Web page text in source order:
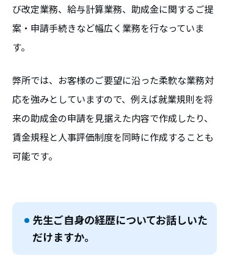
び改定業務、給与計算業務、助成金に関するご提
案・申請手続きなど幅広く業務を行なっていま
す。
弊所では、お客様のご要望に沿った柔軟な業務対
応を強みとしていますので、例えば就業規則を将
来の助成金の申請を見据えた内容で作成したり、
賃金規程と人事評価制度を同時に作成することも
可能です。
先生ご自身の経歴についてお話しいた
だけますか。